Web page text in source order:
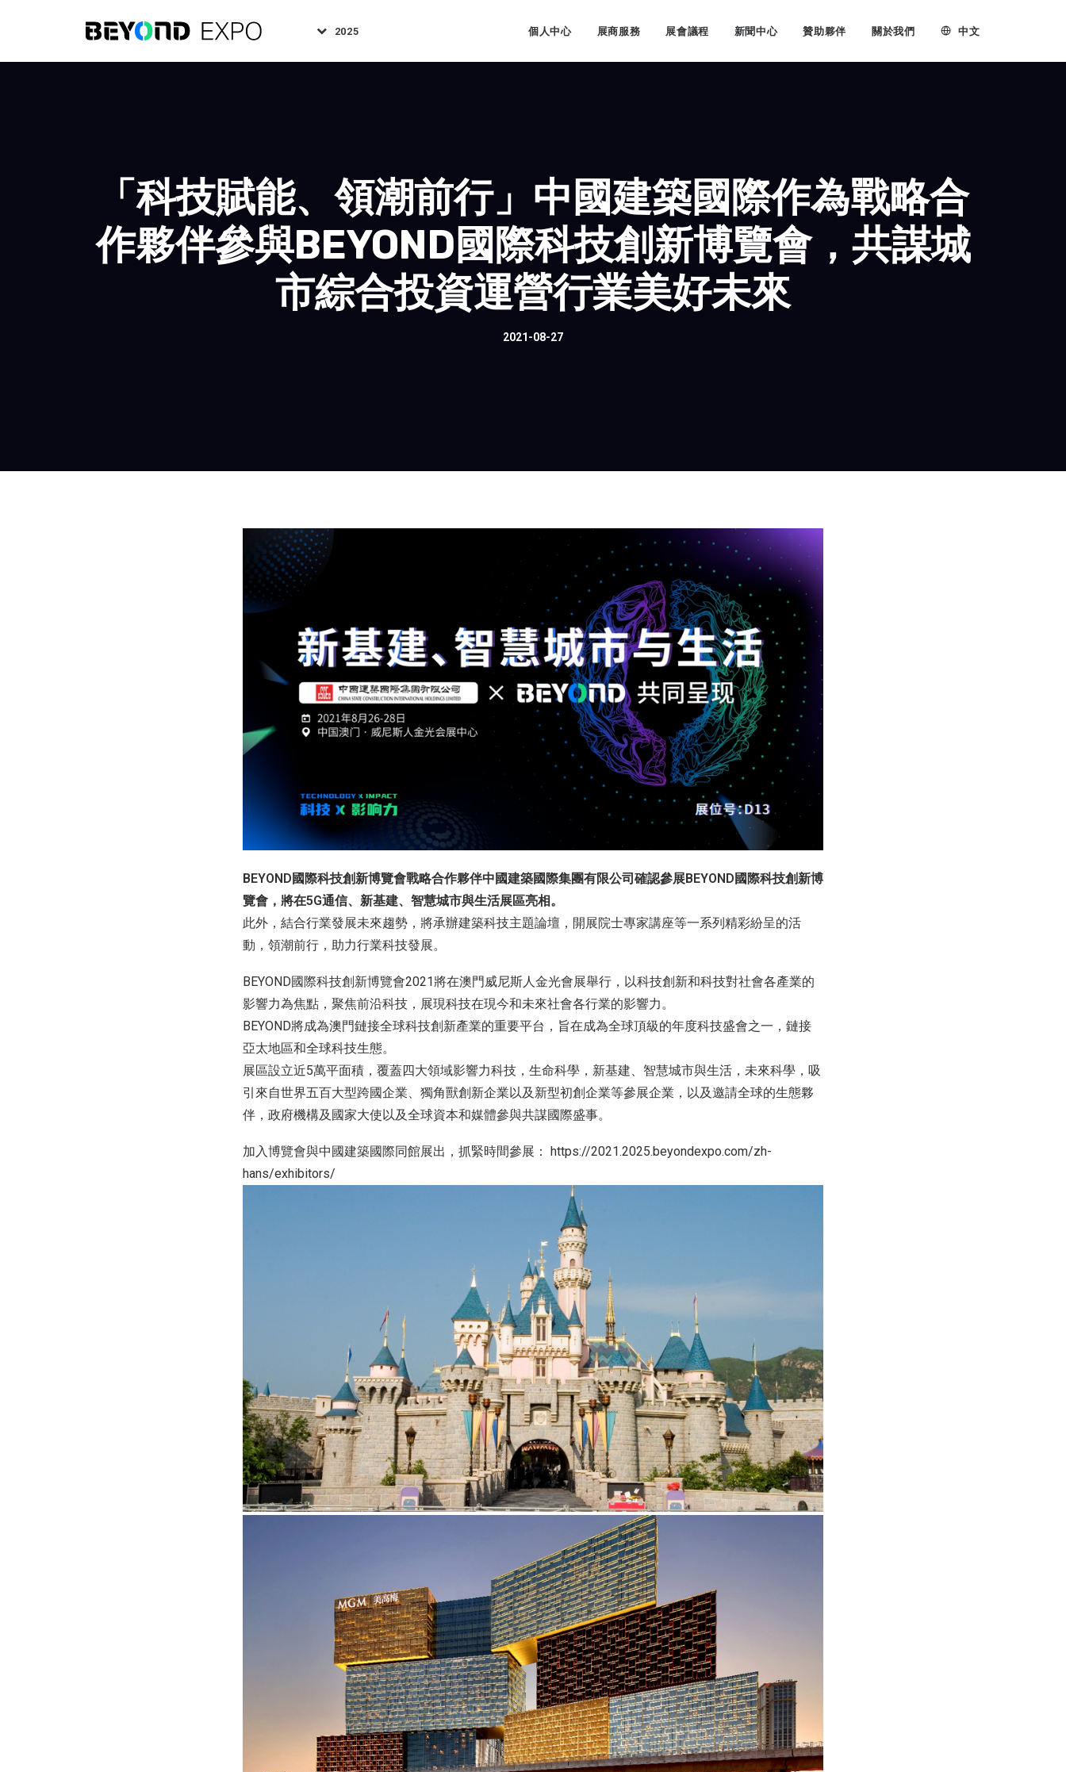
2025 個人中心 展商服務 展會議程 新聞中心 贊助夥伴 關於我們 中文
「科技賦能、領潮前行」中國建築國際作為戰略合
作夥伴參與BEYOND國際科技創新博覽會，共謀城
市綜合投資運營行業美好未來
2021-08-27
BEYOND國際科技創新博覽會戰略合作夥伴中國建築國際集團有限公司確認參展BEYOND國際科技創新博
覽會，將在5G通信、新基建、智慧城市與生活展區亮相。
此外，結合行業發展未來趨勢，將承辦建築科技主題論壇，開展院士專家講座等一系列精彩紛呈的活
動，領潮前行，助力行業科技發展。
BEYOND國際科技創新博覽會2021將在澳門威尼斯人金光會展舉行，以科技創新和科技對社會各產業的
影響力為焦點，聚焦前沿科技，展現科技在現今和未來社會各行業的影響力。
BEYOND將成為澳門鏈接全球科技創新產業的重要平台，旨在成為全球頂級的年度科技盛會之一，鏈接
亞太地區和全球科技生態。
展區設立近5萬平面積，覆蓋四大領域影響力科技，生命科學，新基建、智慧城市與生活，未來科學，吸
引來自世界五百大型跨國企業、獨角獸創新企業以及新型初創企業等參展企業，以及邀請全球的生態夥
伴，政府機構及國家大使以及全球資本和媒體參與共謀國際盛事。
加入博覽會與中國建築國際同館展出，抓緊時間參展： https://2021.2025.beyondexpo.com/zh-
hans/exhibitors/